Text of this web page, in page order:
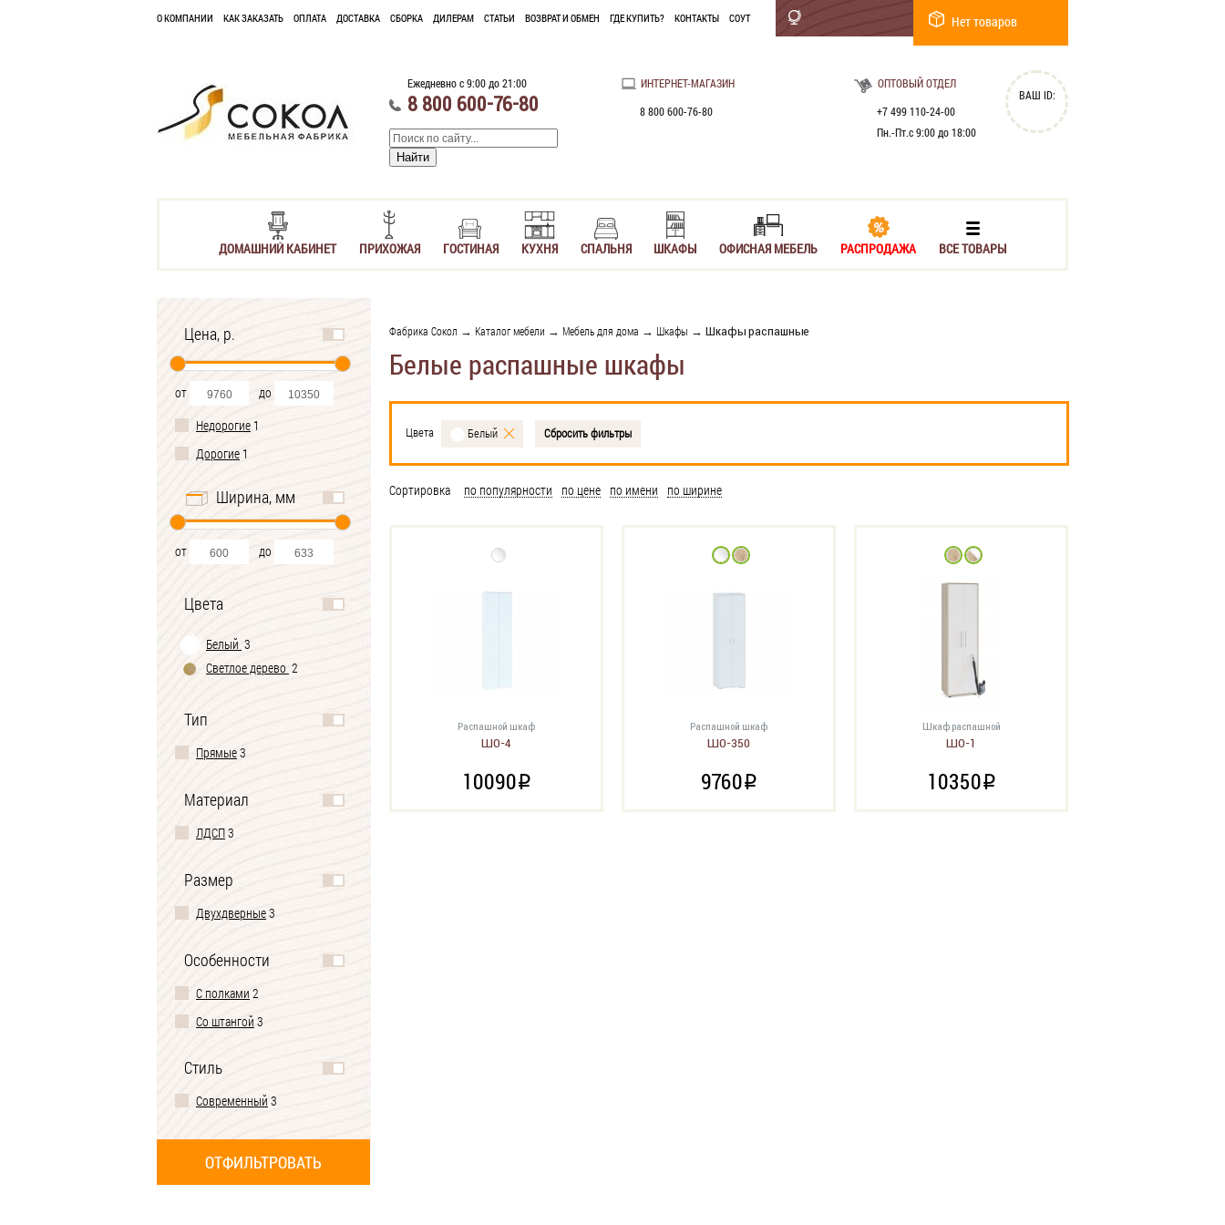
О КОМПАНИИ КАК ЗАКАЗАТЬ ОПЛАТА ДОСТАВКА СБОРКА ДИЛЕРАМ СТАТЬИ ВОЗВРАТ И ОБМЕН ГДЕ КУПИТЬ? КОНТАКТЫ СОУТ Нет товаров
Ежедневно с 9:00 до 21:00
8 800 600-76-80
ИНТЕРНЕТ-МАГАЗИН
8 800 600-76-80
ОПТОВЫЙ ОТДЕЛ
+7 499 110-24-00
Пн.-Пт.с 9:00 до 18:00
ВАШ ID:
ДОМАШНИЙ КАБИНЕТ ПРИХОЖАЯ ГОСТИНАЯ КУХНЯ СПАЛЬНЯ ШКАФЫ ОФИСНАЯ МЕБЕЛЬ РАСПРОДАЖА ВСЕ ТОВАРЫ
Цена, р.
от
до
Недорогие 1
Дорогие 1
Ширина, мм
от до
Цвета
Белый 3
Светлое дерево 2
Тип
Прямые3
Материал
ЛДСП3
Размер
Двухдверные3
Особенности
С полками 2
Со штангой 3
Стиль
Современный 3
Фабрика Сокол → Каталог мебели → Мебель для дома → Шкафы → Шкафы распашные
Белые распашные шкафы
Цвета Белый Сбросить фильтры
Сортировка по популярности по цене по имени по ширине
Распашной шкаф
ШО-4
10090i
Распашной шкаф
ШО-350
9760i
Шкаф распашной
ШО-1
10350i